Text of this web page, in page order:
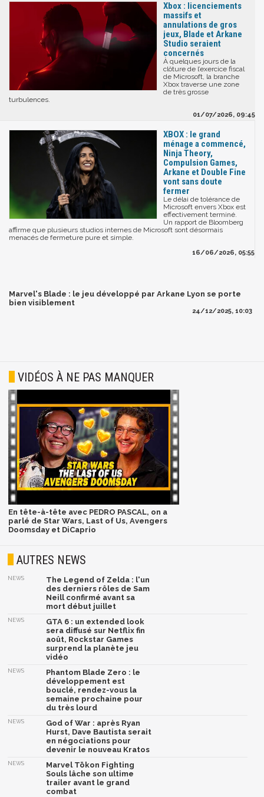
Xbox : licenciements
massifs et
annulations de gros
jeux, Blade et Arkane
Studio seraient
concernés
À quelques jours de la
clôture de l’exercice fiscal
de Microsoft, la branche
Xbox traverse une zone
de très grosse
turbulences.
01/07/2026, 09:45
XBOX : le grand
ménage a commencé,
Ninja Theory,
Compulsion Games,
Arkane et Double Fine
vont sans doute
fermer
Le délai de tolérance de
Microsoft envers Xbox est
effectivement terminé.
Un rapport de Bloomberg
affirme que plusieurs studios internes de Microsoft sont désormais
menacés de fermeture pure et simple.
16/06/2026, 05:55
Marvel's Blade : le jeu développé par Arkane Lyon se porte
bien visiblement
24/12/2025, 10:03
VIDÉOS À NE PAS MANQUER
En tête-à-tête avec PEDRO PASCAL, on a
parlé de Star Wars, Last of Us, Avengers
Doomsday et DiCaprio
AUTRES NEWS
NEWS
The Legend of Zelda : l'un
des derniers rôles de Sam
Neill confirmé avant sa
mort début juillet
NEWS
GTA 6 : un extended look
sera diffusé sur Netflix fin
août, Rockstar Games
surprend la planète jeu
vidéo
NEWS
Phantom Blade Zero : le
développement est
bouclé, rendez-vous la
semaine prochaine pour
du très lourd
NEWS
God of War : après Ryan
Hurst, Dave Bautista serait
en négociations pour
devenir le nouveau Kratos
NEWS
Marvel Tōkon Fighting
Souls lâche son ultime
trailer avant le grand
combat